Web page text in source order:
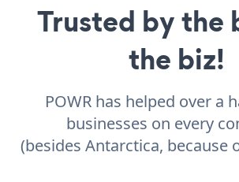
Trusted by the
the biz!
POWR has helped over a
businesses on every
(besides Antarctica, because